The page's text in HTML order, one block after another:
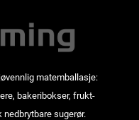
matemballasje:
bakeribokser, frukt-
sugerør.